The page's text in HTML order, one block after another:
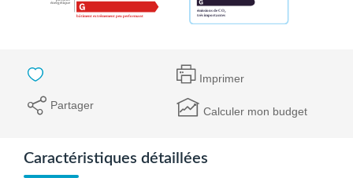
Imprimer
Partager Calculer mon budget
Caractéristiques détaillées